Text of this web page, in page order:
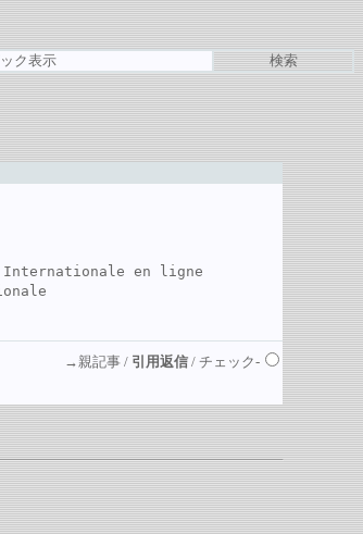
ック表示 検索
Internationale en ligne
→親記事 / 引用返信/ チェック-